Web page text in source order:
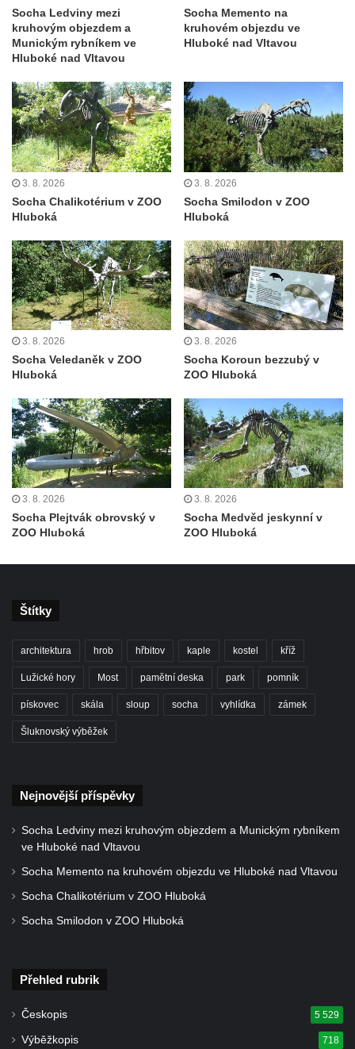
Socha Ledviny mezi
kruhovým objezdem a
Munickým rybníkem ve
Hluboké nad Vltavou
Socha Memento na
kruhovém objezdu ve
Hluboké nad Vltavou
3. 8. 2026
Socha Chalikotérium v ZOO
Hluboká
3. 8. 2026
Socha Smilodon v ZOO
Hluboká
3. 8. 2026
Socha Veledaněk v ZOO
Hluboká
3. 8. 2026
Socha Koroun bezzubý v
ZOO Hluboká
3. 8. 2026
Socha Plejtvák obrovský v
ZOO Hluboká
3. 8. 2026
Socha Medvěd jeskynní v
ZOO Hluboká
Štítky
architektura hrob hřbitov kaple kostel kříž
Lužické hory Most pamětní deska park pomník
pískovec skála sloup socha vyhlídka zámek
Šluknovský výběžek
Nejnovější příspěvky
Socha Ledviny mezi kruhovým objezdem a Munickým rybníkem
ve Hluboké nad Vltavou
Socha Memento na kruhovém objezdu ve Hluboké nad Vltavou
Socha Chalikotérium v ZOO Hluboká
Socha Smilodon v ZOO Hluboká
Přehled rubrik
Českopis 5 529
Výběžkopis 718